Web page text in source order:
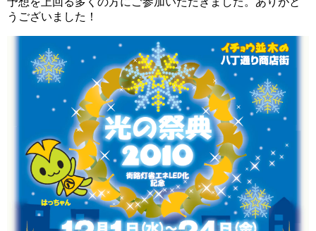
うございました！